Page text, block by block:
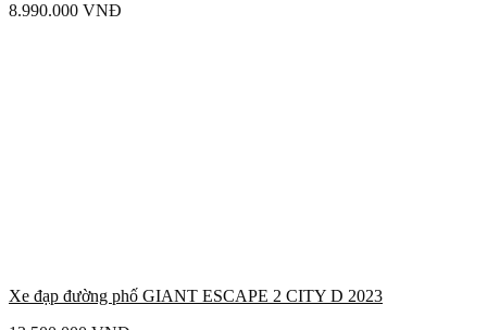
8.990.000 VNĐ
Xe đạp đường phố GIANT ESCAPE 2 CITY D 2023